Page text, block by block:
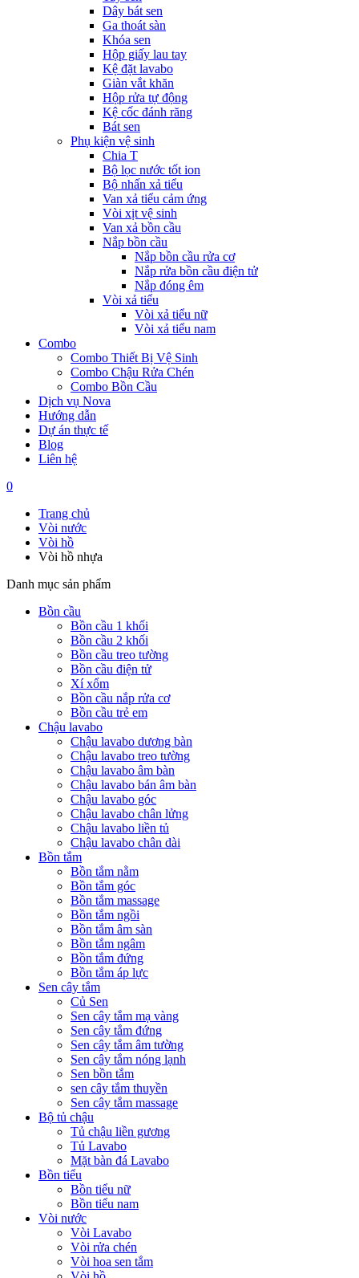
Dây bát sen
Ga thoát sàn
Khóa sen
Hộp giấy lau tay
Kệ đặt lavabo
Giàn vắt khăn
Hộp rửa tự động
Kệ cốc đánh răng
Bát sen
Phụ kiện vệ sinh
Chia T
Bộ lọc nước tốt ion
Bộ nhấn xả tiểu
Van xả tiểu cảm ứng
Vòi xịt vệ sinh
Van xả bồn cầu
Nắp bồn cầu
Nắp bồn cầu rửa cơ
Nắp rửa bồn cầu điện tử
Nắp đóng êm
Vòi xả tiểu
Vòi xả tiểu nữ
Vòi xả tiểu nam
Combo
Combo Thiết Bị Vệ Sinh
Combo Chậu Rửa Chén
Combo Bồn Cầu
Dịch vụ Nova
Hướng dẫn
Dự án thực tế
Blog
Liên hệ
0
Trang chủ
Vòi nước
Vòi hồ
Vòi hồ nhựa
Danh mục sản phẩm
Bồn cầu
Bồn cầu 1 khối
Bồn cầu 2 khối
Bồn cầu treo tường
Bồn cầu điện tử
Xí xổm
Bồn cầu nắp rửa cơ
Bồn cầu trẻ em
Chậu lavabo
Chậu lavabo dương bàn
Chậu lavabo treo tường
Chậu lavabo âm bàn
Chậu lavabo bán âm bàn
Chậu lavabo góc
Chậu lavabo chân lửng
Chậu lavabo liền tủ
Chậu lavabo chân dài
Bồn tắm
Bồn tắm nằm
Bồn tắm góc
Bồn tắm massage
Bồn tắm ngồi
Bồn tắm âm sàn
Bồn tắm ngâm
Bồn tắm đứng
Bồn tắm áp lực
Sen cây tắm
Củ Sen
Sen cây tắm mạ vàng
Sen cây tắm đứng
Sen cây tắm âm tường
Sen cây tắm nóng lạnh
Sen bồn tắm
sen cây tắm thuyền
Sen cây tắm massage
Bộ tủ chậu
Tủ chậu liền gương
Tủ Lavabo
Mặt bàn đá Lavabo
Bồn tiểu
Bồn tiểu nữ
Bồn tiểu nam
Vòi nước
Vòi Lavabo
Vòi rửa chén
Vòi hoa sen tắm